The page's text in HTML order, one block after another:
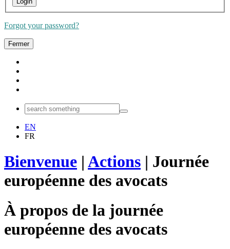
Forgot your password?
Fermer
EN
FR
Bienvenue | Actions | Journée
européenne des avocats
À propos de la journée
européenne des avocats